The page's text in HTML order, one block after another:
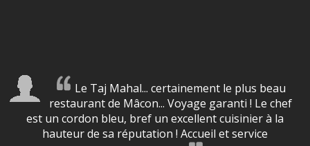
Le Taj Mahal... certainement le plus beau
restaurant de Mâcon... Voyage garanti ! Le chef
est un cordon bleu, bref un excellent cuisinier à la
hauteur de sa réputation ! Accueil et service